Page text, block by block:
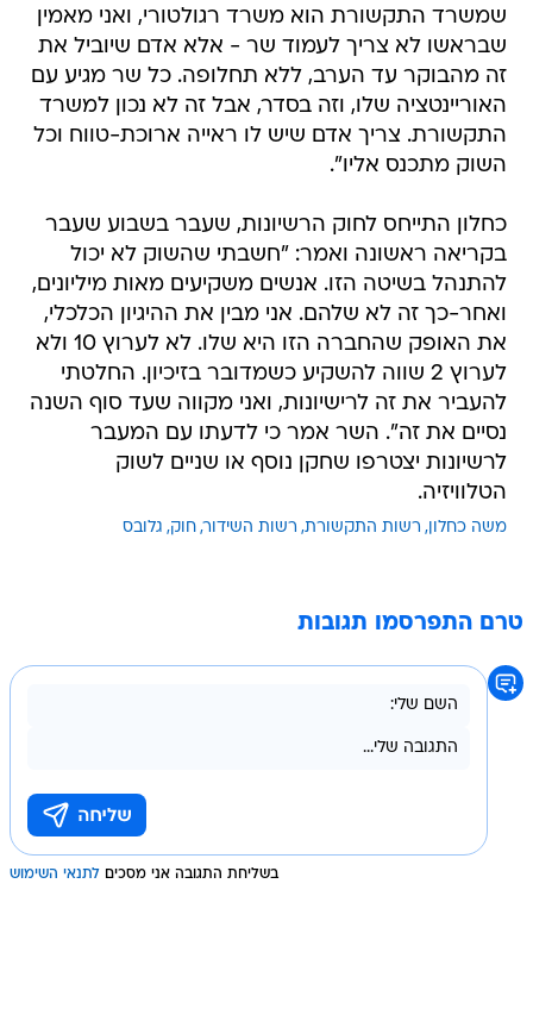
שמשרד התקשורת הוא משרד רגולטורי, ואני מאמין
שבראשו לא צריך לעמוד שר - אלא אדם שיוביל את
זה מהבוקר עד הערב, ללא תחלופה. כל שר מגיע עם
האוריינטציה שלו, וזה בסדר, אבל זה לא נכון למשרד
התקשורת. צריך אדם שיש לו ראייה ארוכת-טווח וכל
השוק מתכנס אליו".
כחלון התייחס לחוק הרשיונות, שעבר בשבוע שעבר
בקריאה ראשונה ואמר: "חשבתי שהשוק לא יכול
להתנהל בשיטה הזו. אנשים משקיעים מאות מיליונים,
ואחר-כך זה לא שלהם. אני מבין את ההיגיון הכלכלי,
את האופק שהחברה הזו היא שלו. לא לערוץ 10 ולא
לערוץ 2 שווה להשקיע כשמדובר בזיכיון. החלטתי
להעביר את זה לרישיונות, ואני מקווה שעד סוף השנה
נסיים את זה". השר אמר כי לדעתו עם המעבר
לרשיונות יצטרפו שחקן נוסף או שניים לשוק
הטלוויזיה.
משה כחלון רשות התקשורת רשות השידור חוק גלובס
טרם התפרסמו תגובות
בשליחת התגובה אני מסכים לתנאי השימוש